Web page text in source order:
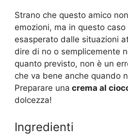
Strano che questo amico
emozioni, ma in questo caso
esasperato dalle situazioni
dire di no o semplicemente
quanto previsto, non è un
che va bene anche quando
Preparare una crema al
dolcezza!
Ingredienti